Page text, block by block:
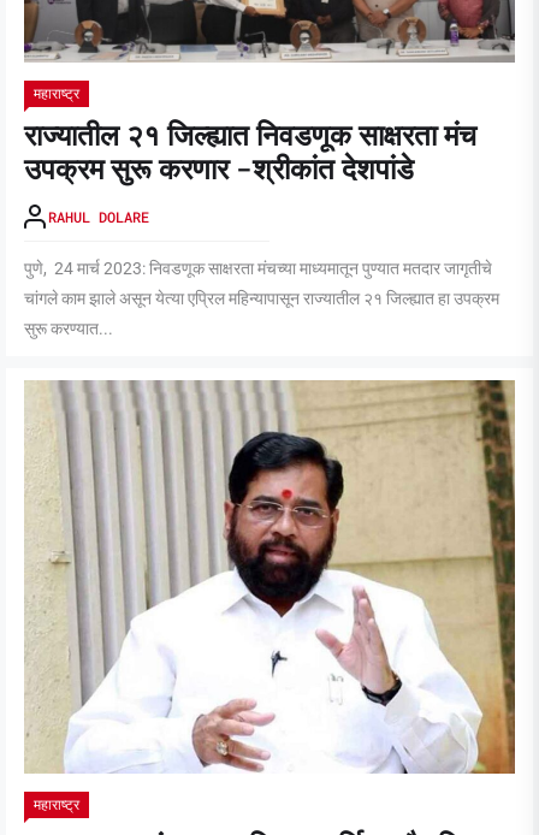
महाराष्ट्र
राज्यातील २१ जिल्ह्यात निवडणूक साक्षरता मंच
उपक्रम सुरू करणार -श्रीकांत देशपांडे
RAHUL DOLARE
पुणे, 24 मार्च 2023: निवडणूक साक्षरता मंचच्या माध्यमातून पुण्यात मतदार जागृतीचे
चांगले काम झाले असून येत्या एप्रिल महिन्यापासून राज्यातील २१ जिल्ह्यात हा उपक्रम
सुरू करण्यात...
महाराष्ट्र